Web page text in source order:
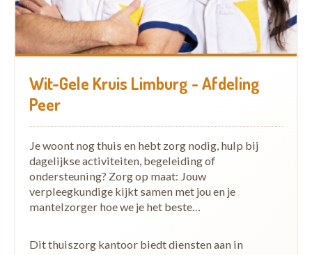
Wit-Gele Kruis Limburg - Afdeling
Peer
Je woont nog thuis en hebt zorg nodig, hulp bij
dagelijkse activiteiten, begeleiding of
ondersteuning? Zorg op maat: Jouw
verpleegkundige kijkt samen met jou en je
mantelzorger hoe we je het beste…
Dit thuiszorg kantoor biedt diensten aan in